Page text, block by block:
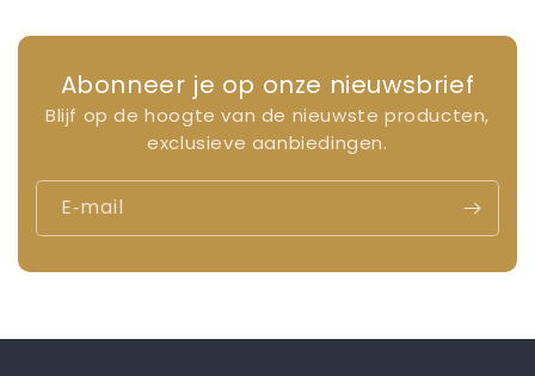
Abonneer je op onze nieuwsbrief
Blijf op de hoogte van de nieuwste producten,
exclusieve aanbiedingen.
E‑mail